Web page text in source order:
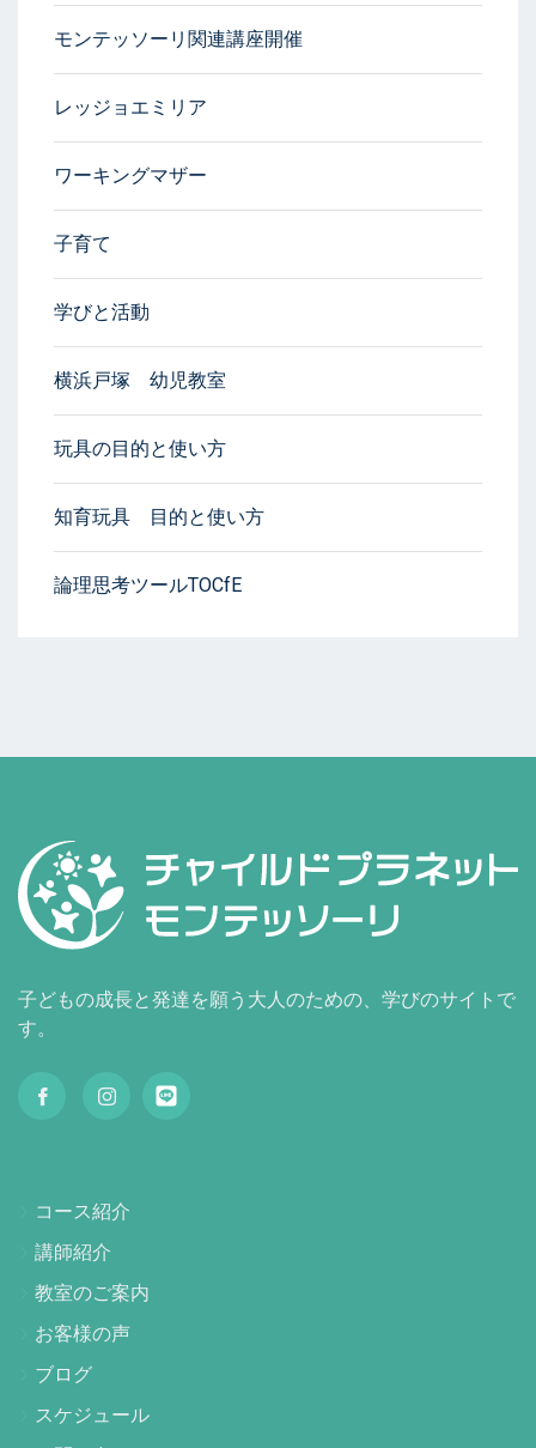
モンテッソーリ関連講座開催
レッジョエミリア
ワーキングマザー
子育て
学びと活動
横浜戸塚 幼児教室
玩具の目的と使い方
知育玩具 目的と使い方
論理思考ツールTOCfE
子どもの成長と発達を願う大人のための、学びのサイトで
す。
コース紹介
講師紹介
教室のご案内
お客様の声
ブログ
スケジュール